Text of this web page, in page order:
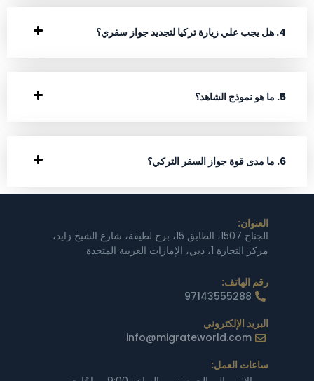
4. هل يجب علي زيارة تركيا لتجديد جواز سفري؟
5. ما هو نموذج الشاهد؟
6. ما مدى قوة جواز السفر التركي؟
العنوان:
الجناح 1507، الطابق 15، برج لطيفة، شارع الشيخ زايد،
مركز التجارة 1، دبي، الإمارات العربية المتحدة
رقم الهاتف:
97143555288
البريد الإلكتروني
info@migrateworld.com
ساعات العمل: